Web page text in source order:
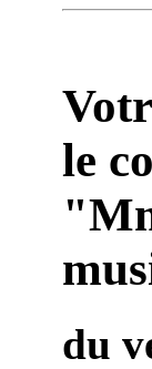
le
du